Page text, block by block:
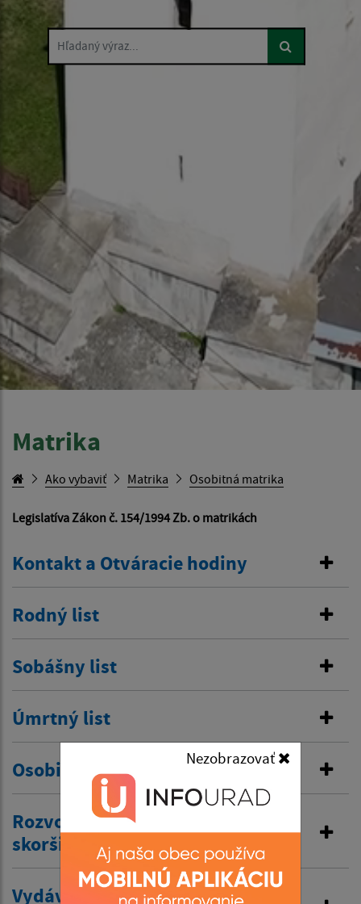
Nezobrazovať
Hľadaný výraz...
Matrika
Ako vybaviť Matrika Osobitná matrika
Legislatíva Zákon č. 154/1994 Zb. o matrikách
Kontakt a Otváracie hodiny
Rodný list
Sobášny list
Úmrtný list
Osobitná matrika
Rozvod manželstva a prijatie
skoršieho priezviska
Vydávanie výpisov z matriky a